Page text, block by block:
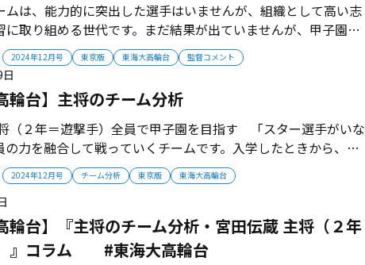
2024年12月号 東京版 東海大高輪台 監督コメント
ムは、能力的に突出した選手はいませんが、組織として高い志
に取り組める世代です。まだ結果が出ていませんが、甲子園を
ギーを秘めています。選手と一緒にもがきながら甲子園を目指
思っています」【監督プロフィール】1994年神奈川県生ま
学院大。現役時代は投手。大学時代か...
2024年12月号 チーム分析 東京版 東海大高輪台
輪台】主将のチーム分析
（２年＝遊撃手）全員で甲子園を目指す 「スター選手がいな
の力を融合して戦っていくチームです。入学したときから、み
を目標に努力してきました。投打の力はまだ足りませんが機動
頂点を目指していきたいと思います」...
輪台】『主将のチーム分析・宮田伝蔵 主将（２年
』コラム #東海大高輪台